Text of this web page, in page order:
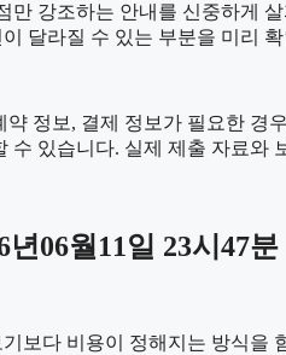
강조하는 안내를 신중하게
달라질 수 있는 부분을 미리
정보, 결제 정보가 필요한
수 있습니다. 실제 제출 자료와
06월11일 23시47분
다 비용이 정해지는 방식을